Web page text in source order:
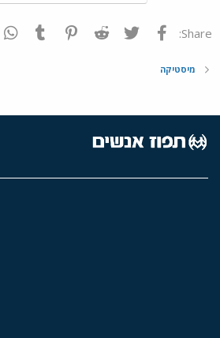
Share: פייסבוק Twitter
Reddit
Pinterest
Tumblr
מיסטיקה